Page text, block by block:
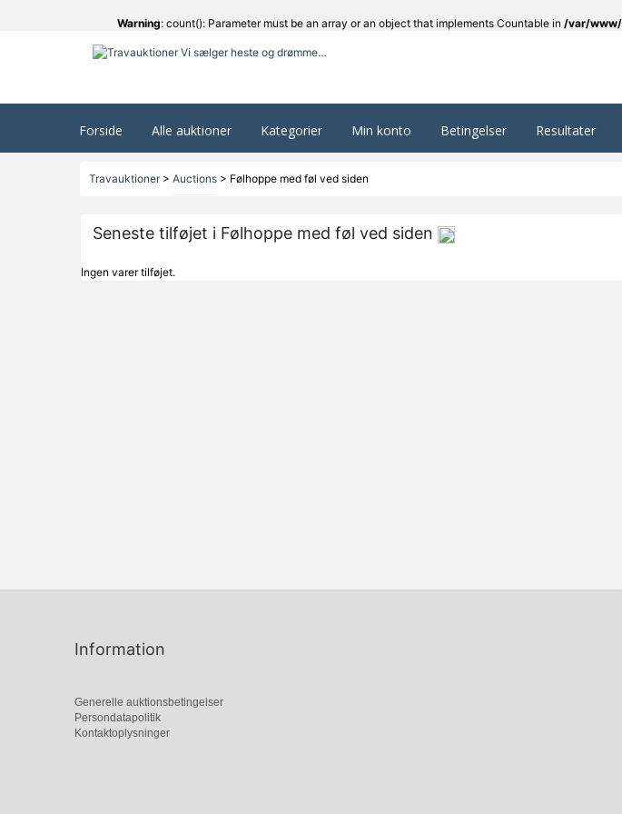
Warning: count(): Parameter must be an array or an object that implements Countable in /var/www/
Forside Alle auktioner Kategorier Min konto Betingelser Resultater
Travauktioner> Auctions> Følhoppe med føl ved siden
Seneste tilføjet i Følhoppe med føl ved siden
Ingen varer tilføjet.
Information
Generelle auktionsbetingelser
Persondatapolitik
Kontaktoplysninger